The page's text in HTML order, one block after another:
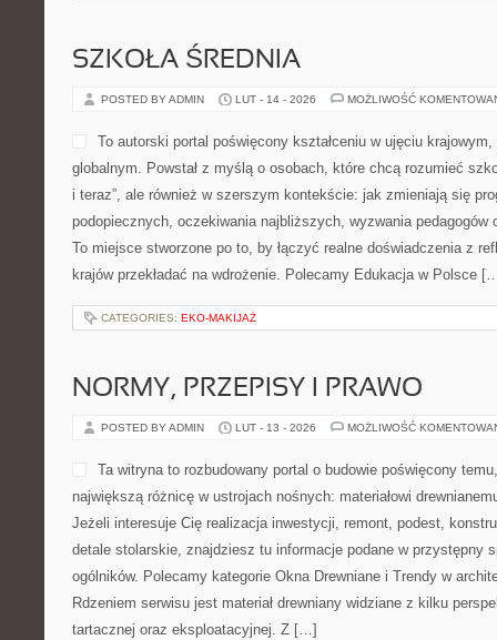
SZKOŁA ŚREDNIA
POSTED BY ADMIN LUT - 14 - 2026 MOŻLIWOŚĆ
To autorski portal poświęcony kształceniu w ujęciu
globalnym. Powstał z myślą o osobach, które chcą rozumieć
i teraz”, ale również w szerszym kontekście: jak zmieniają się
podopiecznych, oczekiwania najbliższych, wyzwania pedagogów
To miejsce stworzone po to, by łączyć realne doświadczenia z
krajów przekładać na wdrożenie. Polecamy Edukacja w Polsce
CATEGORIES: EKO-MAKIJAŻ
NORMY, PRZEPISY I PRAWO
POSTED BY ADMIN LUT - 13 - 2026 MOŻLIWOŚĆ
Ta witryna to rozbudowany portal o budowie poświęcony
największą różnicę w ustrojach nośnych: materiałowi
Jeżeli interesuje Cię realizacja inwestycji, remont, podest,
detale stolarskie, znajdziesz tu informacje podane w przystępny
ogólników. Polecamy kategorie Okna Drewniane i Trendy w
Rdzeniem serwisu jest materiał drewniany widziane z kilku
tartacznej oraz eksploatacyjnej. Z […]